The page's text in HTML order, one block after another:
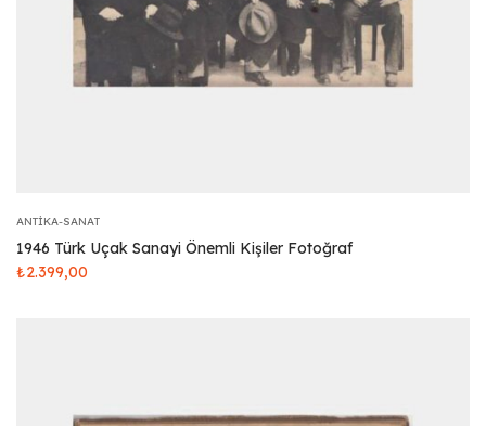
ANTIKA-SANAT
1946 Türk Uçak Sanayi Önemli Kişiler Fotoğraf
₺2.399,00